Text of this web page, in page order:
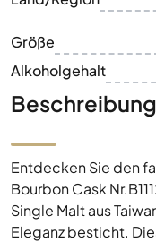
Größe
Alkoholgehalt
Beschreibung
Entdecken Sie den
Bourbon Cask
Single Malt aus
Eleganz besticht.